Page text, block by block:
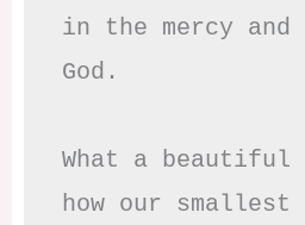
in the mercy
God.
What a beautiful
how our